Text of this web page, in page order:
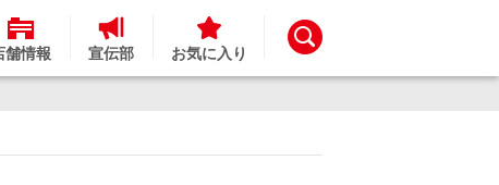
舗情報 宣伝部 お気に入り